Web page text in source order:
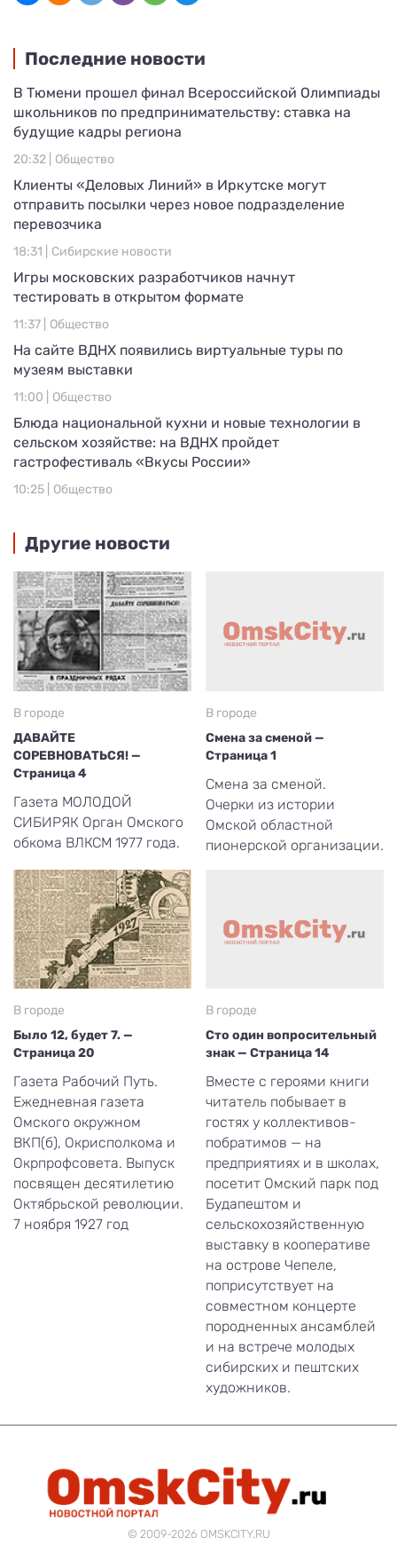
Последние новости
В Тюмени прошел финал Всероссийской Олимпиады
школьников по предпринимательству: ставка на
будущие кадры региона
20:32 | Общество
Клиенты «Деловых Линий» в Иркутске могут
отправить посылки через новое подразделение
перевозчика
18:31 | Сибирские новости
Игры московских разработчиков начнут
тестировать в открытом формате
11:37 | Общество
На сайте ВДНХ появились виртуальные туры по
музеям выставки
11:00 | Общество
Блюда национальной кухни и новые технологии в
сельском хозяйстве: на ВДНХ пройдет
гастрофестиваль «Вкусы России»
10:25 | Общество
Другие новости
В городе
ДАВАЙТЕ
СОРЕВНОВАТЬСЯ! —
Страница 4
Газета МОЛОДОЙ
СИБИРЯК Орган Омского
обкома ВЛКСМ 1977 года.
В городе
Смена за сменой —
Страница 1
Смена за сменой.
Очерки из истории
Омской областной
пионерской организации.
В городе
Было 12, будет 7. —
Страница 20
Газета Рабочий Путь.
Ежедневная газета
Омского окружном
ВКП(б), Окрисполкома и
Окрпрофсовета. Выпуск
посвящен десятилетию
Октябрьской революции.
7 ноября 1927 год
В городе
Сто один вопросительный
знак — Страница 14
Вместе с героями книги
читатель побывает в
гостях у коллективов-
побратимов — на
предприятиях и в школах,
посетит Омский парк под
Будапештом и
сельскохозяйственную
выставку в кооперативе
на острове Чепеле,
поприсутствует на
совместном концерте
породненных ансамблей
и на встрече молодых
сибирских и пештских
художников.
© 2009-2026 OMSKCITY.RU